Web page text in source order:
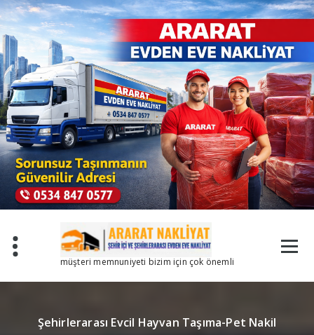
İçeriğe
geç
müşteri memnuniyeti bizim için çok önemli
Şehirlerarası Evcil Hayvan Taşıma-Pet Nakil